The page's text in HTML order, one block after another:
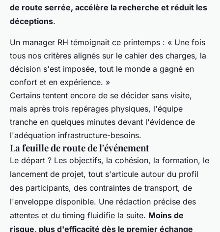
de route serrée, accélère la recherche et réduit les
déceptions.
Un manager RH témoignait ce printemps : « Une fois
tous nos critères alignés sur le cahier des charges, la
décision s'est imposée, tout le monde a gagné en
confort et en expérience. »
Certains tentent encore de se décider sans visite,
mais après trois repérages physiques, l'équipe
tranche en quelques minutes devant l'évidence de
l'adéquation infrastructure-besoins.
La feuille de route de l'événement
Le départ ? Les objectifs, la cohésion, la formation, le
lancement de projet, tout s'articule autour du profil
des participants, des contraintes de transport, de
l'enveloppe disponible. Une rédaction précise des
attentes et du timing fluidifie la suite. Moins de
risque, plus d'efficacité dès le premier échange